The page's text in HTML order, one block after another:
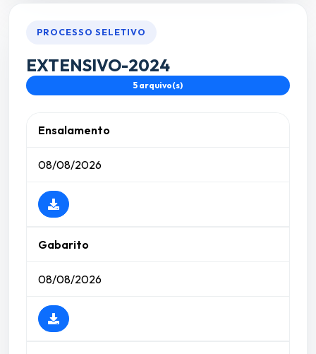
PROCESSO SELETIVO
EXTENSIVO-2024
5 arquivo(s)
Ensalamento
08/08/2026
Gabarito
08/08/2026